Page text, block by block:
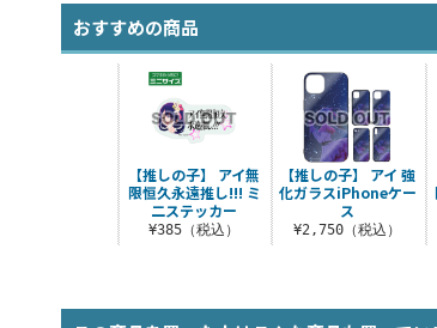
おすすめの商品
【推しの子】 アイ無
限恒久永遠推し!!! ミ
二ステッカー
¥385（税込）
【推しの子】 アイ 強
化ガラスiPhoneケー
ス
¥2,750（税込）